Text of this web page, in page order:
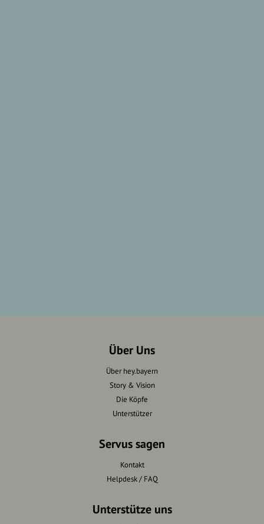
Über Uns
Über hey.bayern
Story & Vision
Die Köpfe
Unterstützer
Servus sagen
Kontakt
Helpdesk / FAQ
Unterstütze uns